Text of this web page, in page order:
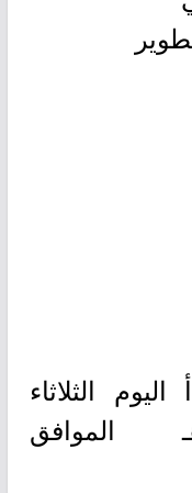
الثلاثاء
1446/10/24هـ الموافق